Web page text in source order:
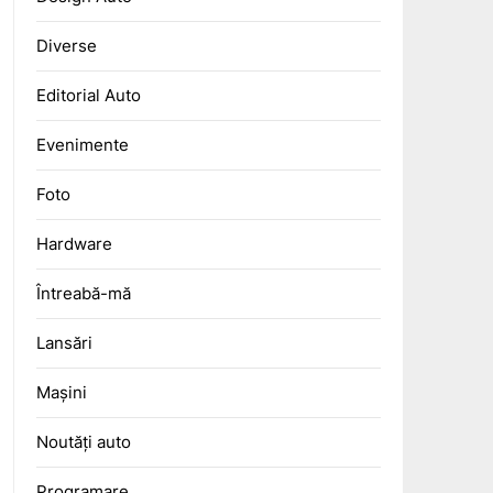
Diverse
Editorial Auto
Evenimente
Foto
Hardware
Întreabă-mă
Lansări
Mașini
Noutăți auto